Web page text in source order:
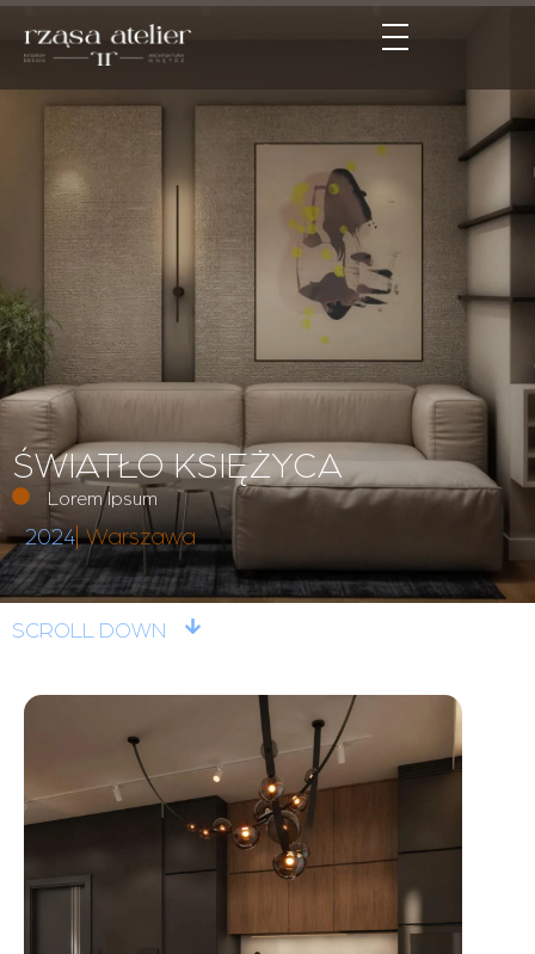
ŚWIATŁO KSIĘŻYCA
Lorem Ipsum
2024 Warszawa
SCROLL DOWN